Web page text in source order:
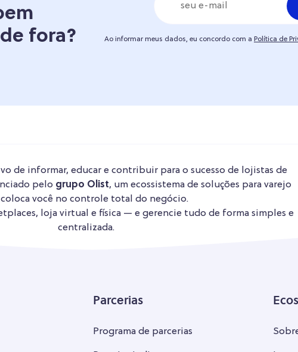
fora?
Ao informar meus dados, eu concordo com a Política de
de informar, educar e contribuir para o sucesso de lojistas de
pelo grupo Olist, um ecossistema de soluções para varejo
você no controle total do negócio.
loja virtual e física — e gerencie tudo de forma simples e
centralizada.
Parcerias
Programa de parcerias